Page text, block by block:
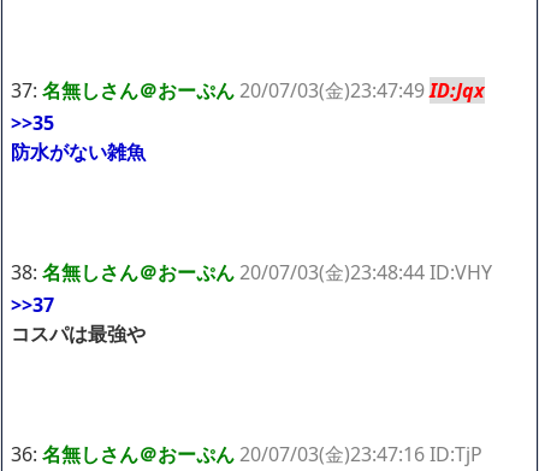
37: 名無しさん＠おーぷん20/07/03(金)23:47:49ID:Jqx
>>35
防水がない雑魚
38: 名無しさん＠おーぷん20/07/03(金)23:48:44 ID:VHY
>>37
コスパは最強や
36: 名無しさん＠おーぷん20/07/03(金)23:47:16 ID:TjP